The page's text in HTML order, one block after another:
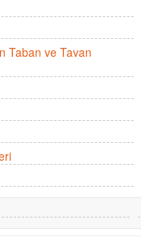
Taban ve Tavan